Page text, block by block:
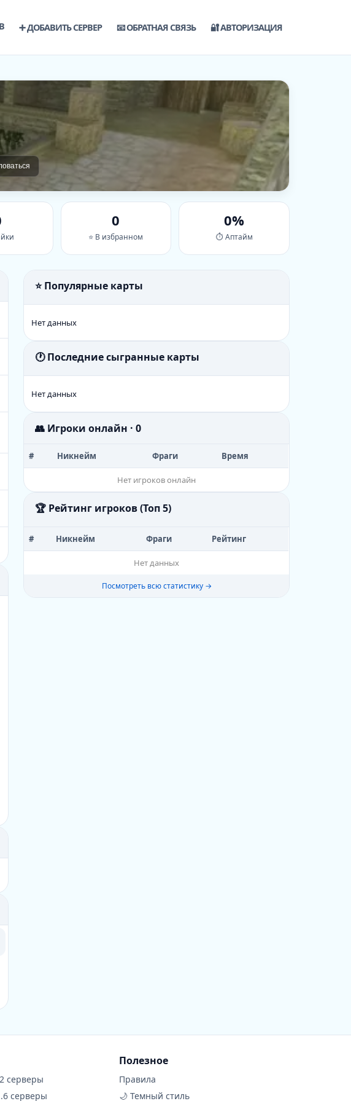
➕ ДОБАВИТЬ СЕРВЕР 📧 ОБРАТНАЯ СВЯЗЬ 🔐 АВТОРИЗАЦИЯ
0
⭐ В избранном
0%
⏱ Аптайм
⭐ Популярные карты
Нет данных
🕐 Последние сыгранные карты
Нет данных
👥 Игроки онлайн · 0
# Никнейм Фраги Время
Нет игроков онлайн
🏆 Рейтинг игроков (Топ 5)
# Никнейм Фраги Рейтинг
Нет данных
Посмотреть всю статистику →
серверы
серверы
Полезное
Правила
🌙 Темный стиль